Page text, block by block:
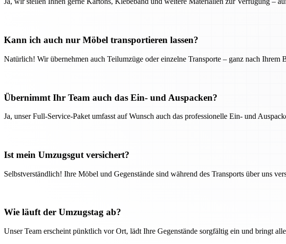
Kann ich auch nur Möbel transportieren lassen?
Natürlich! Wir übernehmen auch Teilumzüge oder einzelne Transporte – ganz nach Ihrem
Übernimmt Ihr Team auch das Ein- und Auspacken?
Ja, unser Full-Service-Paket umfasst auf Wunsch auch das professionelle Ein- und
Ist mein Umzugsgut versichert?
Selbstverständlich! Ihre Möbel und Gegenstände sind während des Transports über uns
Wie läuft der Umzugstag ab?
Unser Team erscheint pünktlich vor Ort, lädt Ihre Gegenstände sorgfältig ein und bringt